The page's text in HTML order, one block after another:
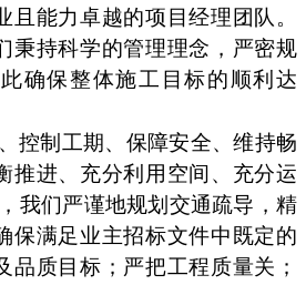
且能力卓越的项目经理团队。
秉持科学的管理理念，严密规
确保整体施工目标的顺利达
控制工期、保障安全、维持畅
推进、充分利用空间、充分运
我们严谨地规划交通疏导，精
保满足业主招标文件中既定的
品质目标；严把工程质量关；